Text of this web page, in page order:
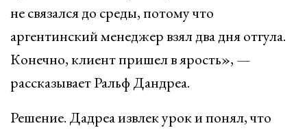
не связался до среды, потому что
аргентинский менеджер взял два дня отгула.
Конечно, клиент пришел в ярость», —
рассказывает Ральф Дандреа.
Решение. Дадреа извлек урок и понял, что